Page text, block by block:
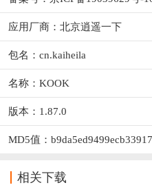
应用厂商： 北京逍遥一下
包名：cn.kaiheila
名称：KOOK
版本：1.87.0
MD5值：
相关下载